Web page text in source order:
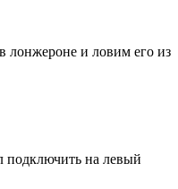
лонжероне и ловим его из
подключить на левый